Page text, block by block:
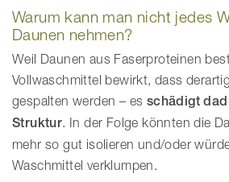
Warum kann man nicht jedes
Daunen nehmen?
Weil Daunen aus Faserproteinen
Vollwaschmittel bewirkt, dass
gespalten werden – es schädigt
Struktur. In der Folge könnten die
mehr so gut isolieren und/oder
Waschmittel verklumpen.